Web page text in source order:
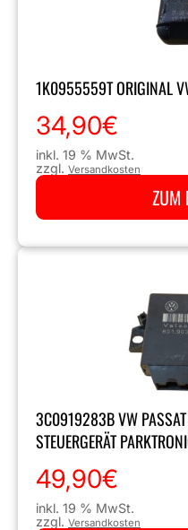
1K0955559T ORIGINAL
34,90€
inkl. 19 % MwSt.
zzgl. Versandkosten
ZUM
3C0919283B VW
STEUERGERÄT
49,90€
inkl. 19 % MwSt.
zzgl. Versandkosten